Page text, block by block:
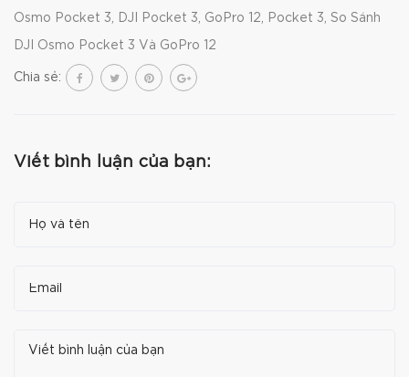
Osmo Pocket 3 DJI Pocket 3 GoPro 12 Pocket 3 So Sánh
DJI Osmo Pocket 3 Và GoPro 12
Chia sẻ:
Viết bình luận của bạn: